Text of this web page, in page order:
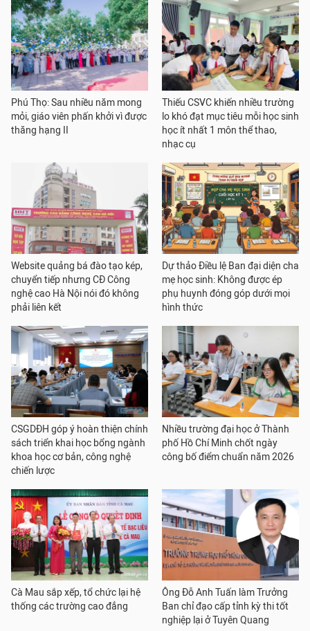
Phú Thọ: Sau nhiều năm mong
mỏi, giáo viên phấn khởi vì được
thăng hạng II
Thiếu CSVC khiến nhiều trường
lo khó đạt mục tiêu mỗi học sinh
học ít nhất 1 môn thể thao,
nhạc cụ
Website quảng bá đào tạo kép,
chuyển tiếp nhưng CĐ Công
nghệ cao Hà Nội nói đó không
phải liên kết
Dự thảo Điều lệ Ban đại diện cha
mẹ học sinh: Không được ép
phụ huynh đóng góp dưới mọi
hình thức
CSGDĐH góp ý hoàn thiện chính
sách triển khai học bổng ngành
khoa học cơ bản, công nghệ
chiến lược
Nhiều trường đại học ở Thành
phố Hồ Chí Minh chốt ngày
công bố điểm chuẩn năm 2026
Cà Mau sắp xếp, tổ chức lại hệ
thống các trường cao đẳng
Ông Đỗ Anh Tuấn làm Trưởng
Ban chỉ đạo cấp tỉnh kỳ thi tốt
nghiệp lại ở Tuyên Quang